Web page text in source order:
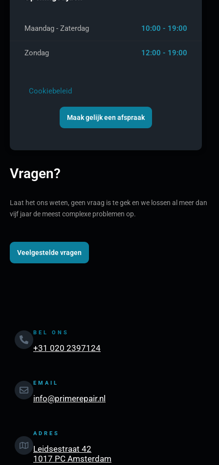
Maandag - Zaterdag 10:00 - 19:00
Zondag 12:00 - 19:00
Cookiebeleid
Maak gelijk een afspraak
Vragen?
Laat het ons weten, geen vraag is te gek en we lossen al meer dan
vijf jaar de meest complexe problemen op.
Veelgestelde vragen
BEL ONS
+31 020 2397124
EMAIL
info@primerepair.nl
ADRES
Leidsestraat 42
1017 PC Amsterdam